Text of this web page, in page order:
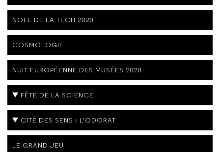
NOËL DE LA TECH 2020
COSMOLOGIE
NUIT EUROPÉENNE DES MUSÉES 2020
FÊTE DE LA SCIENCE
CITÉ DES SENS : L'ODORAT
LE GRAND JEU